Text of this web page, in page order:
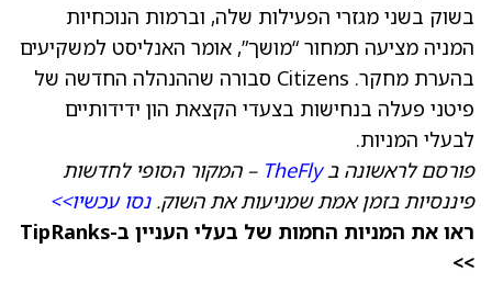
בשוק בשני מגזרי הפעילות שלה, וברמות הנוכחיות
המניה מציעה תמחור “מושך”, אומר האנליסט למשקיעים
בהערת מחקר. Citizens סבורה שההנהלה החדשה של
פיטני פעלה בנחישות בצעדי הקצאת הון ידידותיים
לבעלי המניות.
פורסם לראשונה בTheFly – המקור הסופי לחדשות
פיננסיות בזמן אמת שמניעות את השוק.נסו עכשיו>>
ראו את המניות החמות של בעלי העניין ב-TipRanks
>>